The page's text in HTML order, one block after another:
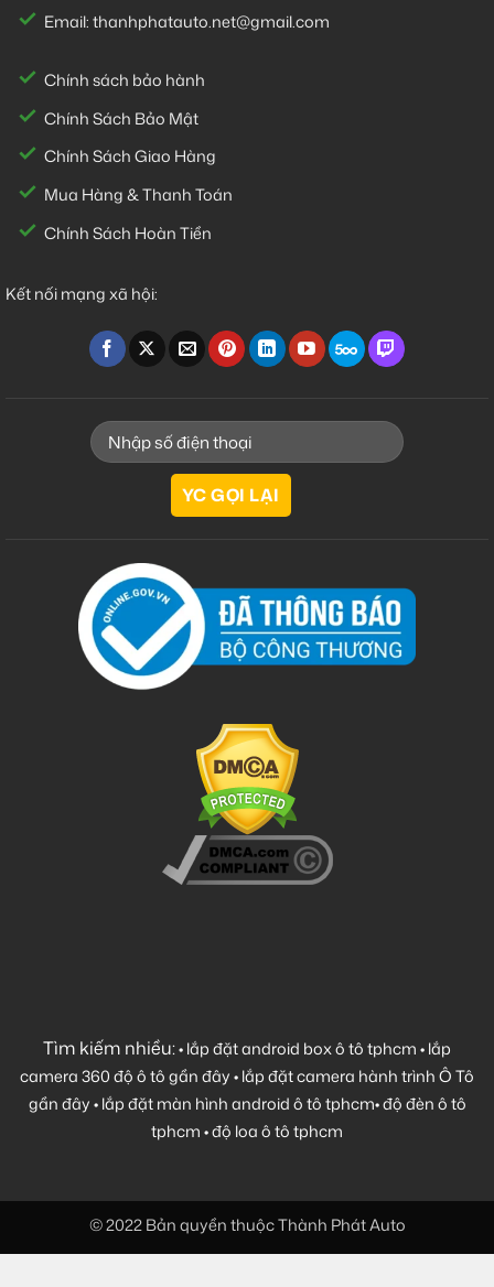
Email:thanhphatauto.net@gmail.com
Chính sách bảo hành
Chính Sách Bảo Mật
Chính Sách Giao Hàng
Mua Hàng & Thanh Toán
Chính Sách Hoàn Tiền
Kết nối mạng xã hội:
Tìm kiếm nhiều:•lắp đặt android box ô tô tphcm•lắp
camera 360 độ ô tô gần đây•lắp đặt camera hành trình Ô Tô
gần đây•lắp đặt màn hình android ô tô tphcm•độ đèn ô tô
tphcm•độ loa ô tô tphcm
© 2022 Bản quyền thuộc Thành Phát Auto